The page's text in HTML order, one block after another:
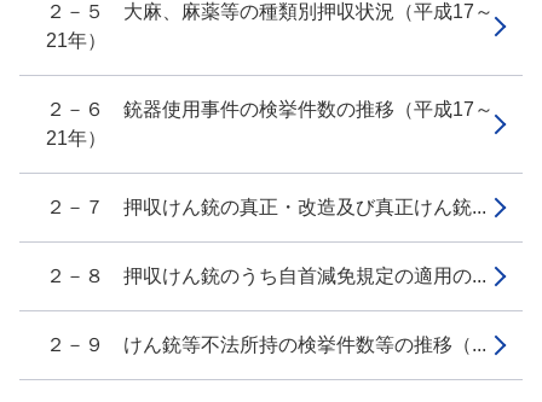
２－５ 大麻、麻薬等の種類別押収状況（平成17～
21年）
２－６ 銃器使用事件の検挙件数の推移（平成17～
21年）
２－７ 押収けん銃の真正・改造及び真正けん銃...
２－８ 押収けん銃のうち自首減免規定の適用の...
２－９ けん銃等不法所持の検挙件数等の推移（...